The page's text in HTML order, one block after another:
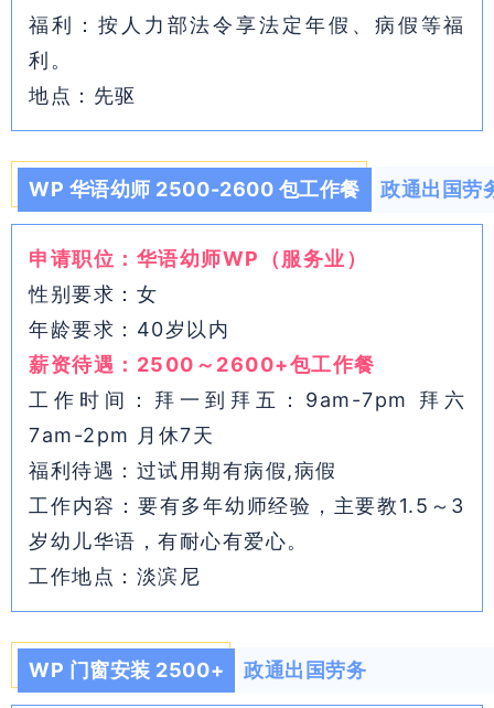
福利：按人力部法令享法定年假、病假等福
利。
地点：先驱
WP 华语幼师 2500-2600 包工作餐 政通出国劳
申请职位：华语幼师WP（服务业）
性别要求：女
年龄要求：40岁以内
薪资待遇：2500～2600+包工作餐
工作时间：拜一到拜五：9am-7pm 拜六
7am-2pm 月休7天
福利待遇：过试用期有病假,病假
工作内容：要有多年幼师经验，主要教1.5～3
岁幼儿华语，有耐心有爱心。
工作地点：淡滨尼
WP 门窗安装 2500+ 政通出国劳务